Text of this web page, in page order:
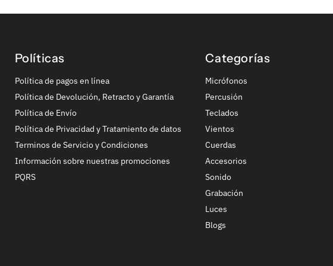
Políticas
Política de pagos en línea
Política de Devolución, Retracto y Garantía
Política de Envío
Política de Privacidad y Tratamiento de datos
Terminos de Servicio y Condiciones
Información sobre nuestras promociones
PQRS
Categorías
Micrófonos
Percusión
Teclados
Vientos
Cuerdas
Accesorios
Sonido
Grabación
Luces
Blogs